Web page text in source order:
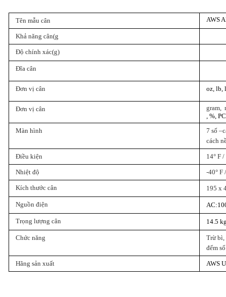
Tên mẫu cân AWS
Khả năng cân(g
Độ chính xác(g)
Đĩa cân
Đơn vị cân oz, lb,
Đơn vị cân gram,
, %,
Màn hình
7 số
cách
Điều kiện 14° F
Nhiệt độ -40° F
Kích thước cân 195 x
Nguồn điện
Trọng lượng cân 14.5
Chức năng
Trừ bì,
đếm
Hãng sản xuất AWS